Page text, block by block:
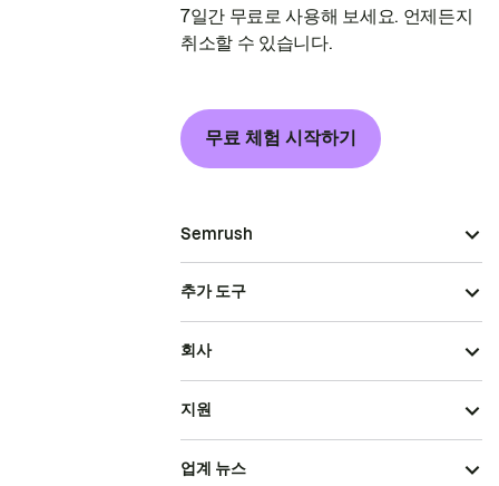
7일간 무료로 사용해 보세요. 언제든지
취소할 수 있습니다.
무료 체험 시작하기
Semrush
추가 도구
회사
지원
업계 뉴스